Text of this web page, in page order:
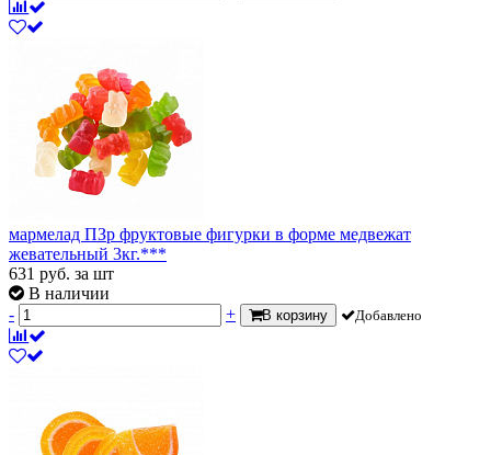
мармелад ПЗр фруктовые фигурки в форме медвежат
жевательный 3кг.***
631 руб. за шт
В наличии
-
+ В корзину Добавлено